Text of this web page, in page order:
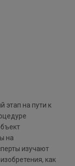
этап на пути к
на
изучают
как